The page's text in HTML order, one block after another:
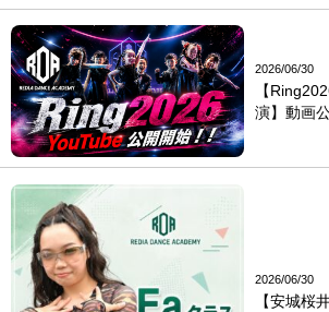
2026/06/30
【
演】動画
2026/06/30
【安城桜